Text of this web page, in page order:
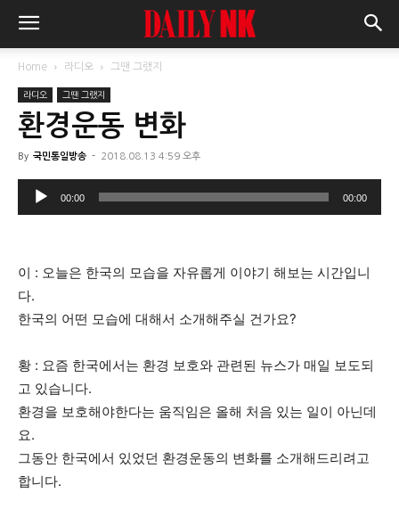
Home 라디오 그땐 그랬지
라디오 그땐 그랬지
환경운동 변화
By 국민통일방송 - 2018.08.13 4:59 오후
디
레
이
어
00:00 00:00
이 : 오늘은 한국의 모습을 자유롭게 이야기 해보는 시간입니
다.
한국의 어떤 모습에 대해서 소개해주실 건가요?
황 : 요즘 한국에서는 환경 보호와 관련된 뉴스가 매일 보도되
고 있습니다.
환경을 보호해야한다는 움직임은 올해 처음 있는 일이 아닌데
요.
그동안 한국에서 있었던 환경운동의 변화를 소개해드리려고
합니다.